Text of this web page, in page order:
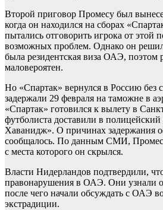
Второй приговор Промесу был
когда он находился на сборах
пытались отговорить игрока от этой
возможных проблем. Однако он
была резидентская виза ОАЭ, поэтом
маловероятен.
Но «Спартак» вернулся в Россию без
задержали 29 февраля на таможне в
«Спартак» готовился к вылету в
футболиста доставили в
Хаванидж». О причинах задержания
сообщалось. По данным СМИ,
с места которого он скрылся.
Власти Нидерландов подтвердили,
правонарушения в ОАЭ. Они узнали
после чего начали обсуждать с ОАЭ
экстрадиции.